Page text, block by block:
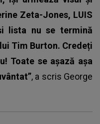
Zeta-Jones, LUIS
lista nu se termină
Tim Burton. Credeți
Toate se așază așa
, a scris George